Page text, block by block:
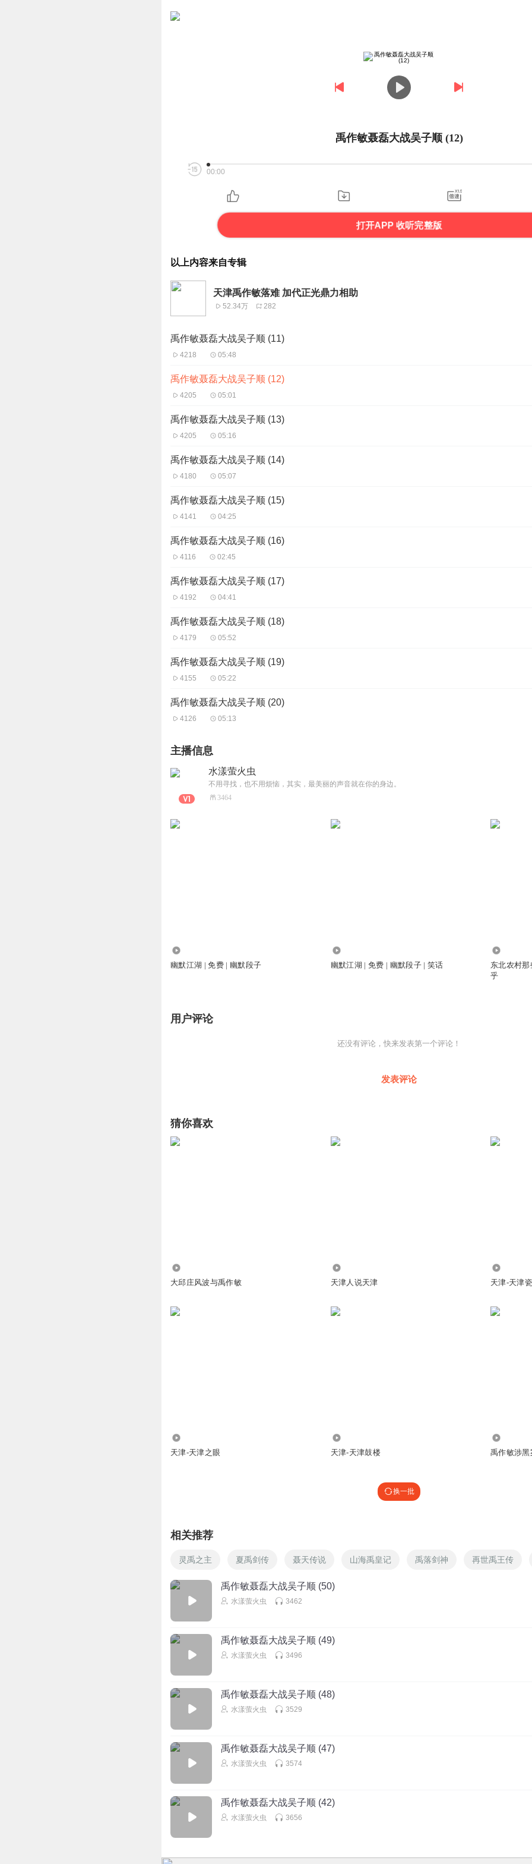
禹作敏聂磊大战吴子顺 (12)
00:00
打开APP 收听完整版
以上内容来自专辑
天津禹作敏落难 加代正光鼎力相助
52.34万 282
禹作敏聂磊大战吴子顺 (11)
4218 05:48
禹作敏聂磊大战吴子顺 (12)
4205 05:01
禹作敏聂磊大战吴子顺 (13)
4205 05:16
禹作敏聂磊大战吴子顺 (14)
4180 05:07
禹作敏聂磊大战吴子顺 (15)
4141 04:25
禹作敏聂磊大战吴子顺 (16)
4116 02:45
禹作敏聂磊大战吴子顺 (17)
4192 04:41
禹作敏聂磊大战吴子顺 (18)
4179 05:52
禹作敏聂磊大战吴子顺 (19)
4155 05:22
禹作敏聂磊大战吴子顺 (20)
4126 05:13
主播信息
水漾萤火虫
不用寻找，也不用烦恼，其实，最美丽的声音就在你的身边。
3464
幽默江湖 | 免费 | 幽默段子 幽默江湖 | 免费 | 幽默段子 | 笑话
东北农村
乎
用户评论
还没有评论，快来发表第一个评论！
发表评论
猜你喜欢
大邱庄风波与禹作敏 天津人说天津 天津-天津
天津-天津之眼 天津-天津鼓楼 禹作敏涉
换一批
相关推荐
灵禹之主 夏禹剑传 聂天传说 山海禹皇记 禹落剑神 再世禹王传
禹作敏聂磊大战吴子顺 (50)
水漾萤火虫 3462
禹作敏聂磊大战吴子顺 (49)
水漾萤火虫 3496
禹作敏聂磊大战吴子顺 (48)
水漾萤火虫 3529
禹作敏聂磊大战吴子顺 (47)
水漾萤火虫 3574
禹作敏聂磊大战吴子顺 (42)
水漾萤火虫 3656